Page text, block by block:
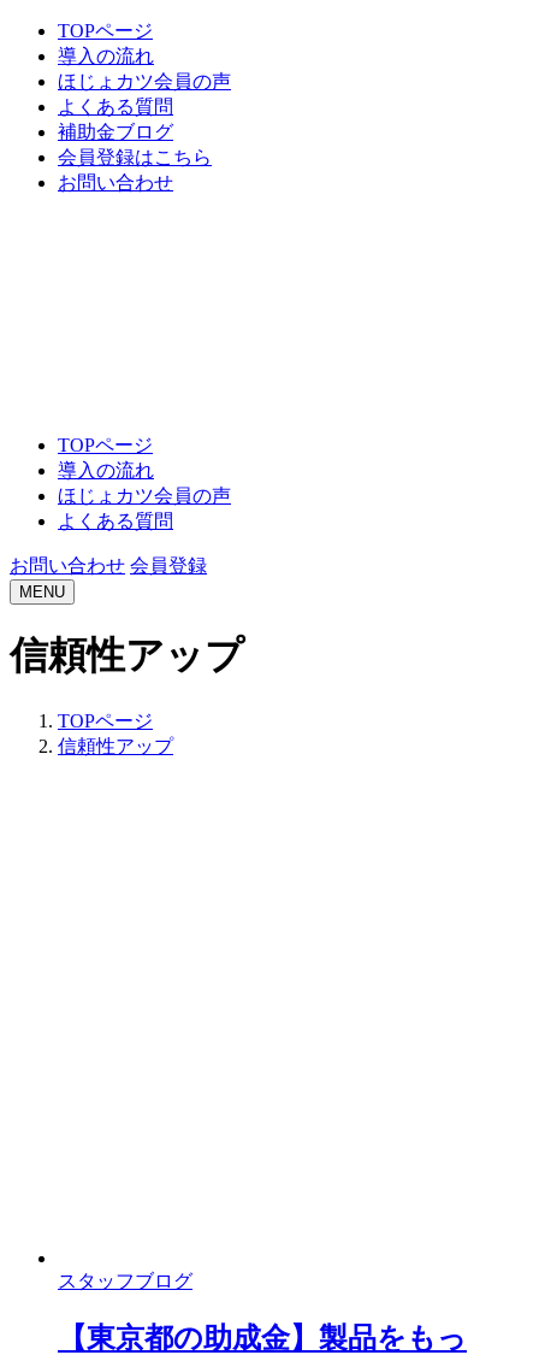
TOPページ
導入の流れ
ほじょカツ会員の声
よくある質問
補助金ブログ
会員登録はこちら
お問い合わせ
TOPページ
導入の流れ
ほじょカツ会員の声
よくある質問
お問い合わせ 会員登録
MENU
信頼性アップ
TOPページ
信頼性アップ
スタッフブログ
【東京都の助成金】製品をもっ